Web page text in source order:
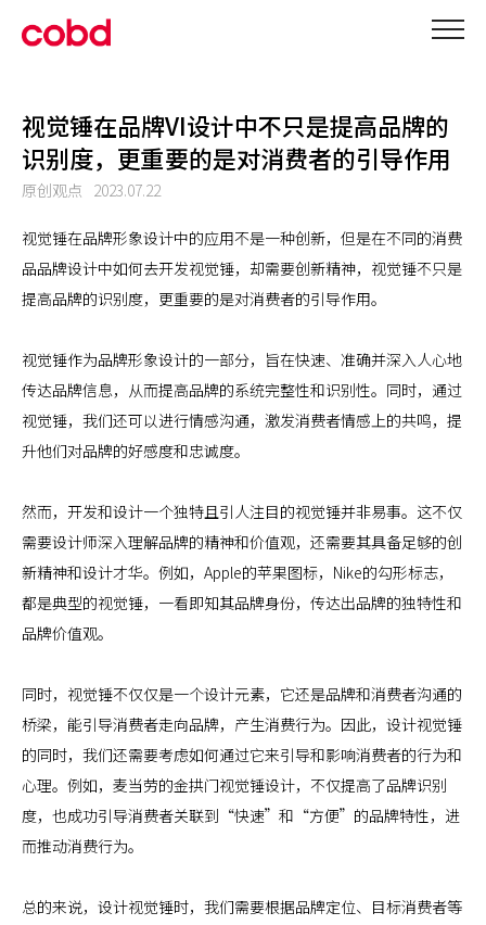
视觉锤在品牌VI设计中不只是提高品牌的
识别度，更重要的是对消费者的引导作用
原创观点 2023.07.22
视觉锤在品牌形象设计中的应用不是一种创新，但是在不同的消费
品品牌设计中如何去开发视觉锤，却需要创新精神，视觉锤不只是
提高品牌的识别度，更重要的是对消费者的引导作用。
视觉锤作为品牌形象设计的一部分，旨在快速、准确并深入人心地
传达品牌信息，从而提高品牌的系统完整性和识别性。同时，通过
视觉锤，我们还可以进行情感沟通，激发消费者情感上的共鸣，提
升他们对品牌的好感度和忠诚度。
然而，开发和设计一个独特且引人注目的视觉锤并非易事。这不仅
需要设计师深入理解品牌的精神和价值观，还需要其具备足够的创
新精神和设计才华。例如，Apple的苹果图标，Nike的勾形标志，
都是典型的视觉锤，一看即知其品牌身份，传达出品牌的独特性和
品牌价值观。
同时，视觉锤不仅仅是一个设计元素，它还是品牌和消费者沟通的
桥梁，能引导消费者走向品牌，产生消费行为。因此，设计视觉锤
的同时，我们还需要考虑如何通过它来引导和影响消费者的行为和
心理。例如，麦当劳的金拱门视觉锤设计，不仅提高了品牌识别
度，也成功引导消费者关联到“快速”和“方便”的品牌特性，进
而推动消费行为。
总的来说，设计视觉锤时，我们需要根据品牌定位、目标消费者等